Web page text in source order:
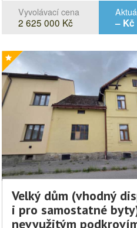
Chabařovic, obec
Vyvolávací cena
2 625 000 Kč – Kč
Velký dům (vhodný
i pro samostatné
nevyužitým